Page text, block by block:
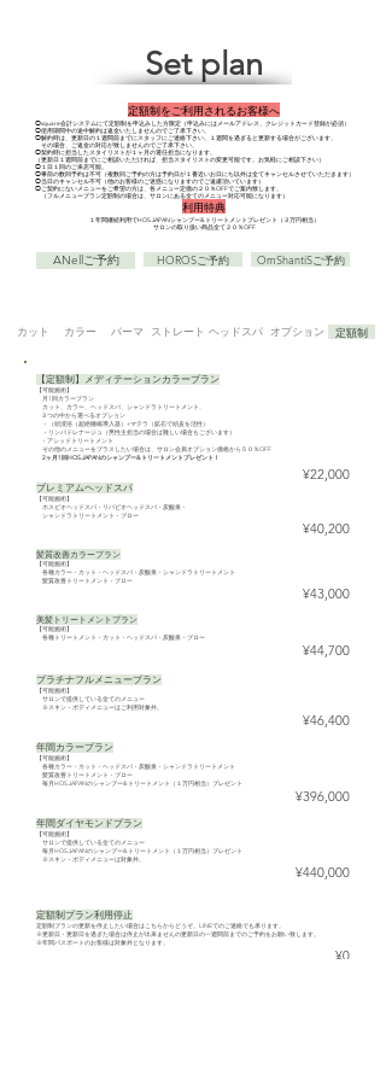
Set plan
定額制をご利用されるお客様へ
◯square会計システムにて定額制を申込みした方限定（申込みにはメールアドレス、クレジットカード登録が必須）
◯使用期間中の途中解約は返金いたしませんのでご了承下さい。
◯解約時は、更新日の１週間前までにスタッフにご連絡下さい。１週間を過ぎると更新する場合がございます。
その場合、ご返金の対応が致し
ませんのでご了承下さい。
◯契約時に担当したスタイリストが１ヶ月の選任担当になります。
（更新日１週間前までにご相談いただければ、担当スタイリストの変更可能です。お気軽にご相談下さい）
◯１日１回のご来店可能。
◯事前の数回予約は不可（複数回ご予約の方は予約日が１番近いお日にち以外は全てキャンセルさせていただきます）
◯当日のキャンセル不可（他のお客様のご迷惑になりますのでご遠慮頂いています）
◯ご契約にないメニューをご希望の方は、各メニュー定価の２０％OFFでご案内致します。
（フルメニュープラン定額制の場合は、サロンにある全てのメニュー対応可能になります）
利用特典
１年間継続利用でHOS.JAPANシャンプー&トリートメントプレゼント（３万円相当）
サロンの取り扱い商品全て２０％OFF
ANellご予約 HOROSご予約 OmShantiSご予約
カット カラー パーマ ストレート ヘッドスパ オプション 定額制
【定額制】メディテーションカラープラン
【可能施術】
月1回カラープラン
カット、カラー、ヘッドスパ、シャンドラトリートメント、
３つの中から選べるオプション
・（頭浸浴（超絶睡眠導入器）+マテラ（鉱石で頭皮を活性）
・リンパドレナージュ（男性主担当の場合は難しい場合もございます）
・アシッドトリートメント
その他のメニューをプラスしたい場合は、サロン会員オプション価格から５０％OFF
2ヶ月1回HOS.JAPANのシャンプー&トリートメントプレゼント！
¥22,000
プレミアムヘッドスパ
【可能施術】
ホスビオヘッドスパ・リバビオヘッドスパ・炭酸泉・
シャンドラトリートメント・ブロー
¥40,200
髪質改善カラープラン
【可能施術】
各種カラー・カット・ヘッドスパ・炭酸泉・シャンドラトリートメント
髪質改善トリートメント・ブロー
¥43,000
美髪トリートメント プラン
【可能施術】
各種トリートメント・カット・ヘッドスパ・炭酸泉・ ブロー
¥44,700
プラチナフルメニュープラン
【可能施術】
サロンで提供している全てのメニュー
※スキン・ボディメニューはご利用対象外。
¥46,400
年間カラープラン
【可能施術】
各種カラー・カット・ヘッドスパ・炭酸泉・シャンドラトリートメント
髪質改善トリートメント・ブロー
毎月HOS.JAPANのシャンプー&トリートメント（１万円相当）プレゼント
¥396,000
年間ダイヤモンドプラン
【可能施術】
サロンで提供している全てのメニュー
毎月HOS.JAPANのシャンプー&トリートメント（１万円相当）プレゼント
※スキン・ボディメニューは対象外。
¥440,000
定額制プラン利用停止
定額制プランの更新を停止したい場合はこちらからどうぞ。LINEでのご連絡でも承ります。
※更新日・更新日を過ぎた場合は停止が出来ませんの更新日の一週間前までのご予約をお願い致します。
※年間パスポートのお客様は対象外となります。
¥0